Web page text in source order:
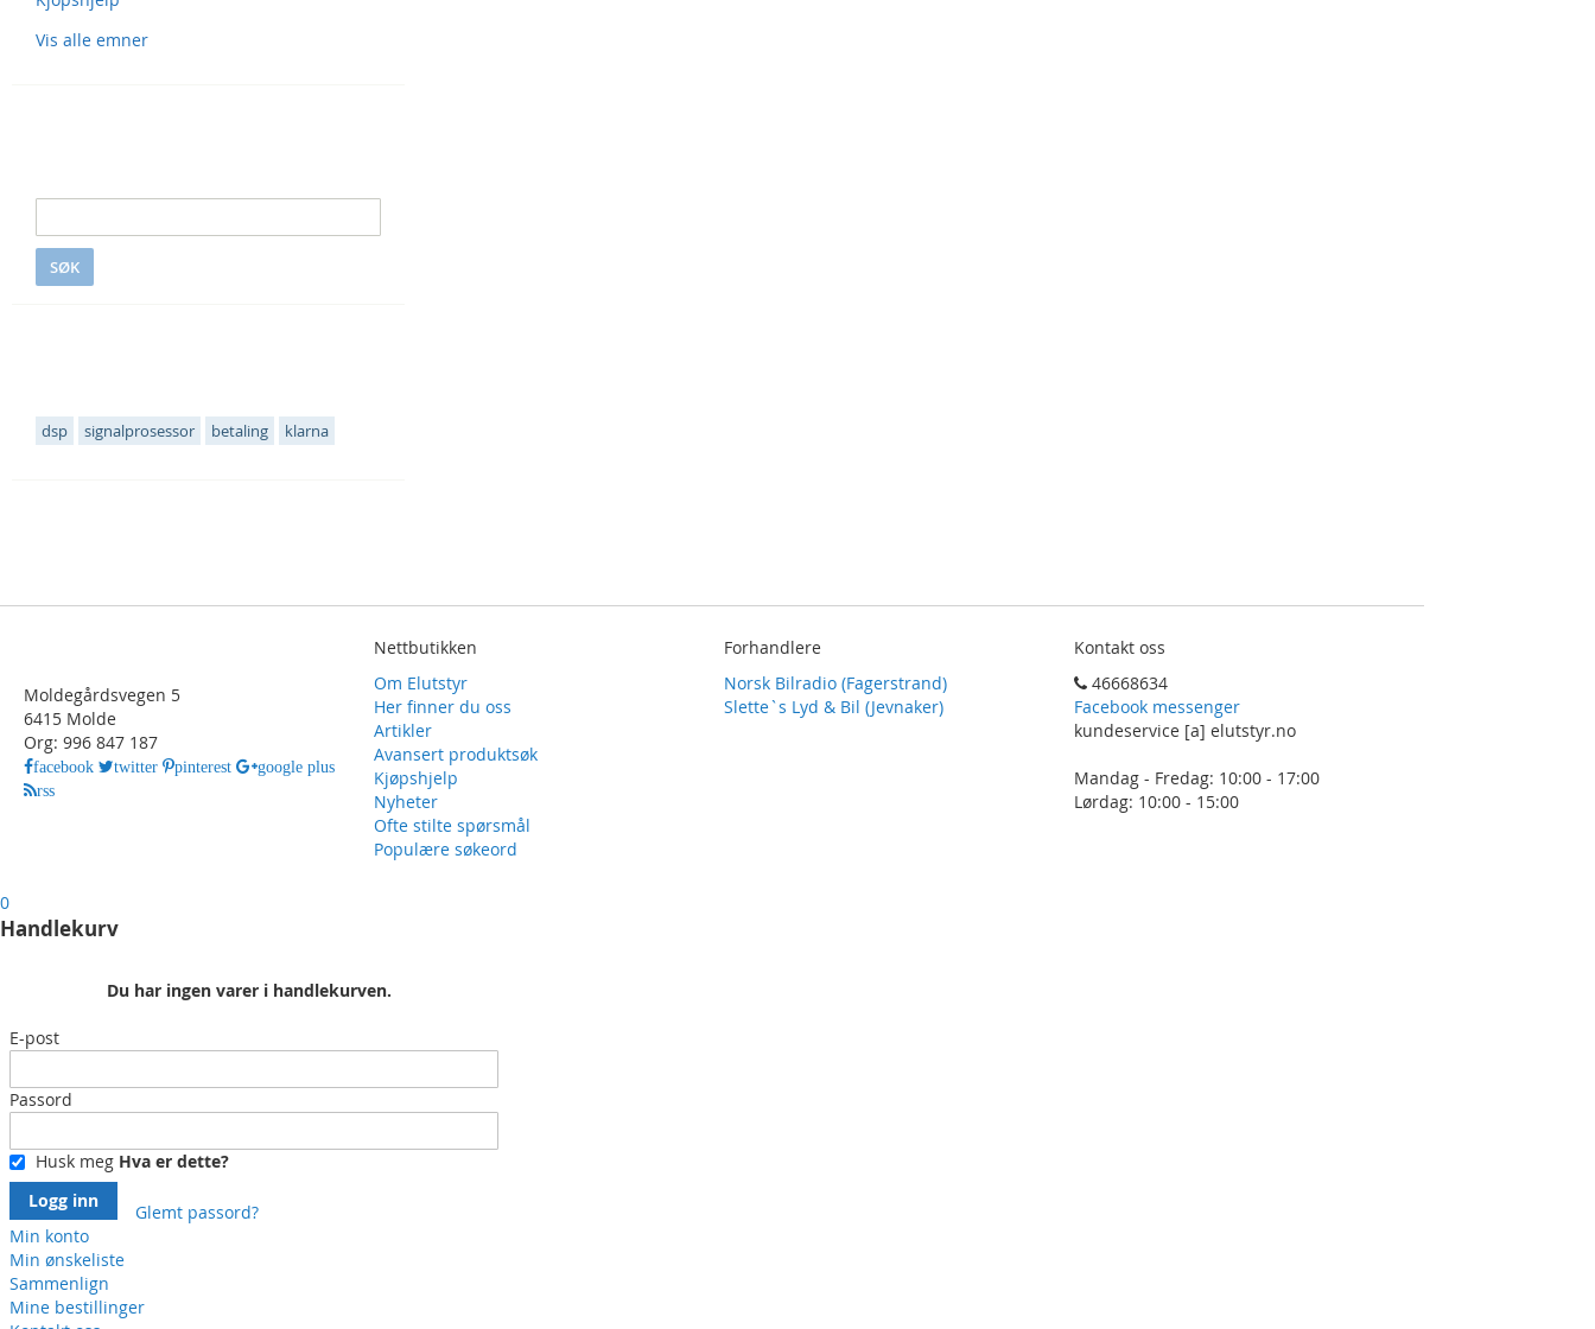
Vis alle emner
SØK
dsp signalprosessor betaling klarna
Moldegårdsvegen 5
6415 Molde
Org: 996 847 187
facebook twitter pinterest
google plus
rss
Nettbutikken
Om Elutstyr
Her finner du oss
Artikler
Avansert produktsøk
Kjøpshjelp
Nyheter
Ofte stilte spørsmål
Populære søkeord
Forhandlere
Norsk Bilradio (Fagerstrand)
Slette`s Lyd & Bil (Jevnaker)
Kontakt oss
46668634
Facebook messenger
kundeservice [a] elutstyr.no
Mandag - Fredag: 10:00 - 17:00
Lørdag: 10:00 - 15:00
0
Handlekurv
Du har ingen varer i handlekurven.
E-post
Passord
Husk meg Hva er dette?
Logg inn
Glemt passord?
Min konto
Min ønskeliste
Sammenlign
Mine bestillinger